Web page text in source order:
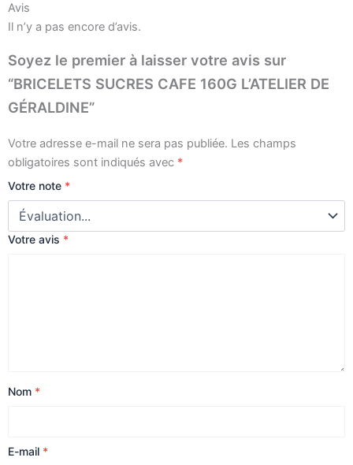
Avis
Il n’y a pas encore d’avis.
Soyez le premier à laisser votre avis sur
“BRICELETS SUCRES CAFE 160G L’ATELIER DE
GÉRALDINE”
Votre adresse e-mail ne sera pas publiée. Les champs
obligatoires sont indiqués avec *
Votre note *
Votre avis *
Nom *
E-mail *